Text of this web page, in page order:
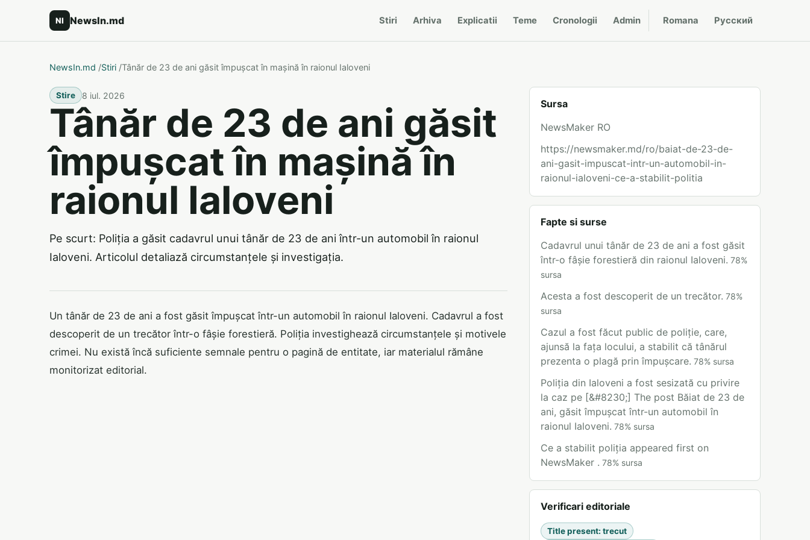
NI NewsIn.md Stiri Arhiva Explicatii Teme Cronologii Admin Romana Русский
NewsIn.md /Stiri /Tânăr de 23 de ani găsit împușcat în mașină în raionul Ialoveni
Stire 8 iul. 2026
Tânăr de 23 de ani găsit
împușcat în mașină în
raionul Ialoveni
Pe scurt: Poliția a găsit cadavrul unui tânăr de 23 de ani într-un automobil în raionul
Ialoveni. Articolul detaliază circumstanțele și investigația.
Un tânăr de 23 de ani a fost găsit împușcat într-un automobil în raionul Ialoveni. Cadavrul a fost
descoperit de un trecător într-o fâșie forestieră. Poliția investighează circumstanțele și motivele
crimei. Nu există încă suficiente semnale pentru o pagină de entitate, iar materialul rămâne
monitorizat editorial.
Sursa
NewsMaker RO
https://newsmaker.md/ro/baiat-de-23-de-
ani-gasit-impuscat-intr-un-automobil-in-
raionul-ialoveni-ce-a-stabilit-politia
Fapte si surse
Cadavrul unui tânăr de 23 de ani a fost găsit
într-o fâșie forestieră din raionul Ialoveni. 78%
sursa
Acesta a fost descoperit de un trecător. 78%
sursa
Cazul a fost făcut public de poliție, care,
ajunsă la fața locului, a stabilit că tânărul
prezenta o plagă prin împușcare. 78% sursa
Poliția din Ialoveni a fost sesizată cu privire
la caz pe [&#8230;] The post Băiat de 23 de
ani, găsit împușcat într-un automobil în
raionul Ialoveni. 78% sursa
Ce a stabilit poliția appeared first on
NewsMaker . 78% sursa
Verificari editoriale
Title present: trecut